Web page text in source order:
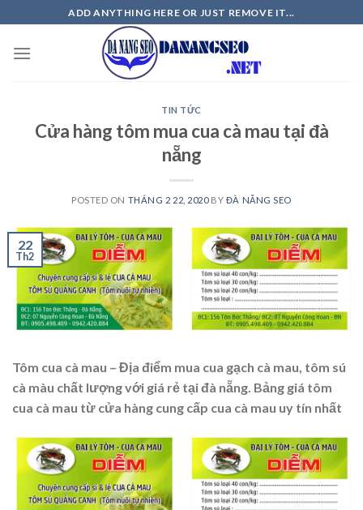
to
content
ADD ANYTHING HERE OR JUST REMOVE IT...
TIN TỨC
Cửa hàng tôm mua cua cà mau tại đà
nẵng
POSTED ON THÁNG 2 22, 2020BY ĐÀ NẴNG SEO
22
Th2
Tôm cua cà mau – Địa điểm mua cua gạch cà mau, tôm sú
cà màu chất lượng với giá rẻ tại đà nẵng. Bảng giá tôm
cua cà mau từ cửa hàng cung cấp cua cà mau uy tín nhất